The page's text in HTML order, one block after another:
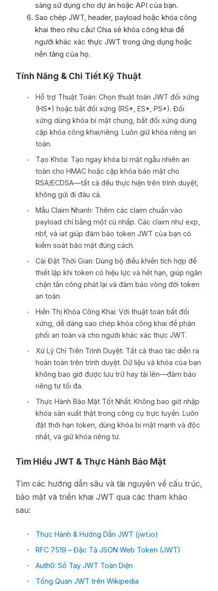
sàng sử dụng cho dự án hoặc API của bạn.
Sao chép JWT, header, payload hoặc khóa công
khai theo nhu cầu! Chia sẻ khóa công khai để
người khác xác thực JWT trong ứng dụng hoặc
nền tảng của họ.
Tính Năng & Chi Tiết Kỹ Thuật
Hỗ trợ Thuật Toán: Chọn thuật toán JWT đối xứng
(HS*) hoặc bất đối xứng (RS*, ES*, PS*). Đối
xứng dùng khóa bí mật chung, bất đối xứng dùng
cặp khóa công khai/riêng. Luôn giữ khóa riêng an
toàn.
Tạo Khóa: Tạo ngay khóa bí mật ngẫu nhiên an
toàn cho HMAC hoặc cặp khóa bảo mật cho
RSA/ECDSA—tất cả đều thực hiện trên trình duyệt,
không gửi đi đâu cả.
Mẫu Claim Nhanh: Thêm các claim chuẩn vào
payload chỉ bằng một cú nhấp. Các claim như exp,
nbf, và iat giúp đảm bảo token JWT của bạn có
kiểm soát bảo mật đúng cách.
Cài Đặt Thời Gian: Dùng bộ điều khiển tích hợp để
thiết lập khi token có hiệu lực và hết hạn, giúp ngăn
chặn tấn công phát lại và đảm bảo vòng đời token
an toàn.
Hiển Thị Khóa Công Khai: Với thuật toán bất đối
xứng, dễ dàng sao chép khóa công khai để phân
phối an toàn và cho người khác xác thực JWT.
Xử Lý Chỉ Trên Trình Duyệt: Tất cả thao tác diễn ra
hoàn toàn trên trình duyệt. Dữ liệu và khóa của bạn
không bao giờ được lưu trữ hay tải lên—đảm bảo
riêng tư tối đa.
Thực Hành Bảo Mật Tốt Nhất: Không bao giờ nhập
khóa sản xuất thật trong công cụ trực tuyến. Luôn
đặt thời hạn token, dùng khóa bí mật mạnh và độc
nhất, và giữ khóa riêng tư.
Tìm Hiểu JWT & Thực Hành Bảo Mật
Tìm các hướng dẫn sâu và tài nguyên về cấu trúc,
bảo mật và triển khai JWT qua các tham khảo
sau:
Thực Hành & Hướng Dẫn JWT (jwt.io)
RFC 7519 – Đặc Tả JSON Web Token (JWT)
Auth0: Sổ Tay JWT Toàn Diện
Tổng Quan JWT trên Wikipedia